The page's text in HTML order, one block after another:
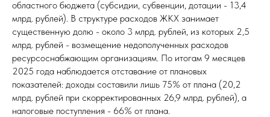
областного бюджета (субсидии, субвенции, дотации - 13,4
млрд. рублей). В структуре расходов ЖКХ занимает
существенную долю - около 3 млрд. рублей, из которых 2,5
млрд. рублей - возмещение недополученных расходов
ресурсоснабжающим организациям. По итогам 9 месяцев
2025 года наблюдается отставание от плановых
показателей: доходы составили лишь 75% от плана (20,2
млрд. рублей при скорректированных 26,9 млрд. рублей), а
налоговые поступления - 66% от плана.